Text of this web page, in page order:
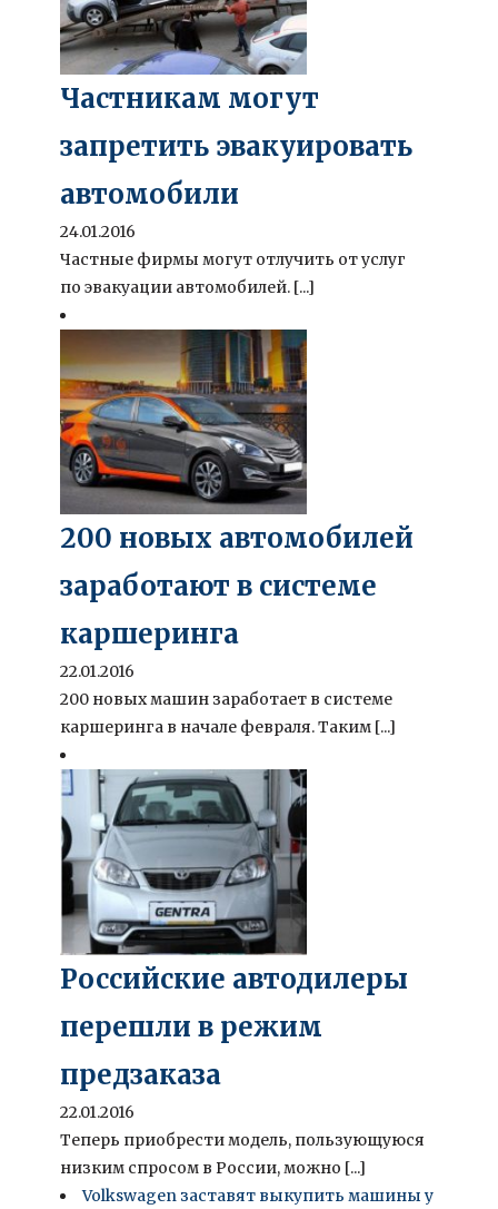
Частникам могут
запретить эвакуировать
автомобили
24.01.2016
Частные фирмы могут отлучить от услуг
по эвакуации автомобилей. [...]
200 новых автомобилей
заработают в системе
каршеринга
22.01.2016
200 новых машин заработает в системе
каршеринга в начале февраля. Таким [...]
Российские автодилеры
перешли в режим
предзаказа
22.01.2016
Теперь приобрести модель, пользующуюся
низким спросом в России, можно [...]
Volkswagen заставят выкупить машины у